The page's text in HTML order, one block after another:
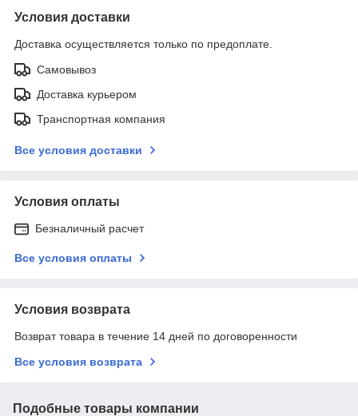
Условия доставки
Доставка осуществляется только по предоплате.
Самовывоз
Доставка курьером
Транспортная компания
Все условия доставки
Условия оплаты
Безналичный расчет
Все условия оплаты
Условия возврата
Возврат товара в течение 14 дней по договоренности
Все условия возврата
Подобные товары компании